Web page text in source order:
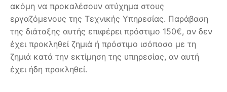
ακόμη να προκαλέσουν ατύχημα στους
εργαζόμενους της Τεχνικής Υπηρεσίας. Παράβαση
της διάταξης αυτής επιφέρει πρόστιμο 150€, αν δεν
έχει προκληθεί ζημιά ή πρόστιμο ισόποσο με τη
ζημιά κατά την εκτίμηση της υπηρεσίας, αν αυτή
έχει ήδη προκληθεί.